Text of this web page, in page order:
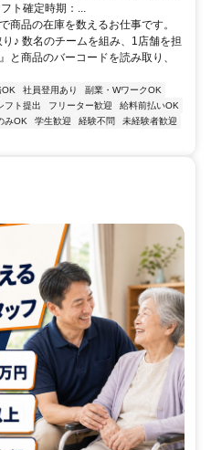
ト確定時期：...
商品の在庫を数えるお仕事です。
♪ 数名のチームを組み、1店舗を担
と商品のバーコードを読み取り、
OK 社員登用あり
副業・WワークOK
フト提出 フリーター歓迎
給料前払いOK
みOK 学生歓迎 経験不問
未経験者歓迎